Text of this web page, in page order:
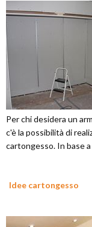
Per chi desidera un
c'è la possibilità di
cartongesso. In base
Idee cartongesso